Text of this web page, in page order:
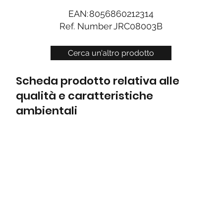
Cerca un'altro prodotto
EAN:8056860212314
Ref. NumberJRC08003B
Scheda prodotto relativa alle
qualità e caratteristiche
ambientali